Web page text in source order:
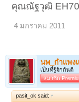
คุณณัฐวุฒิ
4 มกราคม 2011
นพ_กำแพง
เป็นที่รู้จักกันดี
สมาชิก
pasit_ok said: ↑